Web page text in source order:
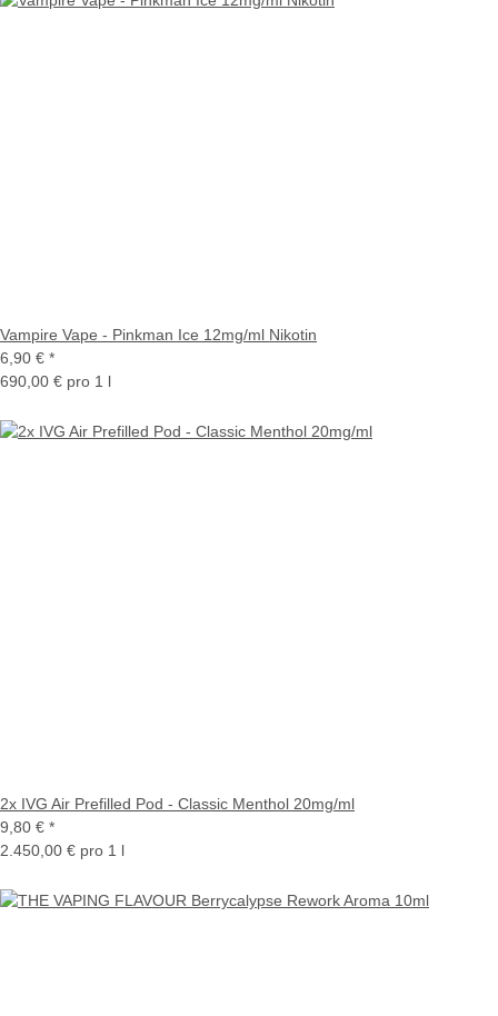
Vampire Vape - Pinkman Ice 12mg/ml Nikotin
6,90 € *
690,00 € pro 1 l
2x IVG Air Prefilled Pod - Classic Menthol 20mg/ml
9,80 € *
2.450,00 € pro 1 l